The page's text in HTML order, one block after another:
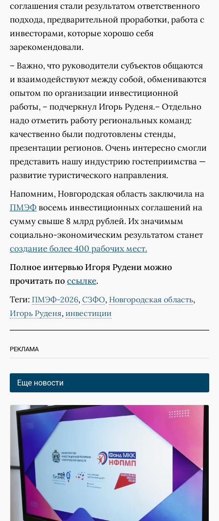
соглашения стали результатом ответственного
подхода, предварительной проработки, работа с
инвесторами, которые хорошо себя
зарекомендовали.
– Важно, что руководители субъектов общаются
и взаимодействуют между собой, обмениваются
опытом по организации инвестиционной
работы, – подчеркнул Игорь Руденя.– Отдельно
надо отметить работу региональных команд:
качественно были подготовлены стенды,
презентации регионов. Очень интересно смогли
представить нашу индустрию гостеприимства —
развитие туристического направления.
Напомним, Новгородская область заключила на
ПМЭФвосемь инвестиционных соглашений на
сумму свыше 8 млрд рублей. Их значимым
социально-экономическим результатом станет
создание более 400 рабочих мест.
Полное интервью Игоря Рудени можно
прочитать поссылке.
Теги: ПМЭФ-2026, СЗФО, Новгородская область,
Игорь Руденя, инвестиции
РЕКЛАМА
Еще новости